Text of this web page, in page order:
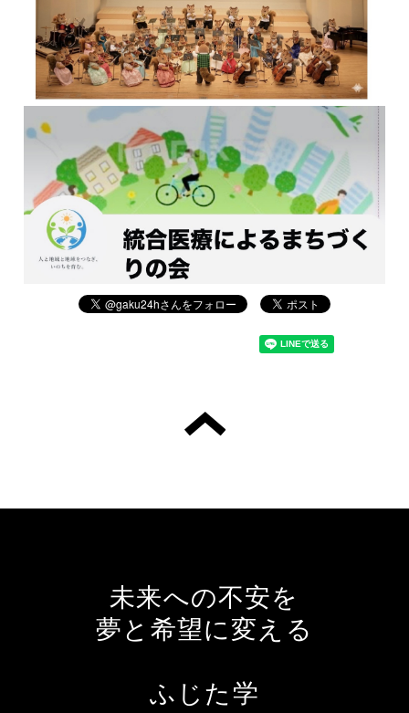
未来への不安を
夢と希望に変える
ふじた学